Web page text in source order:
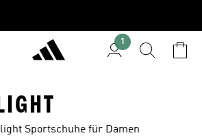
1
Sportschuhe für Damen